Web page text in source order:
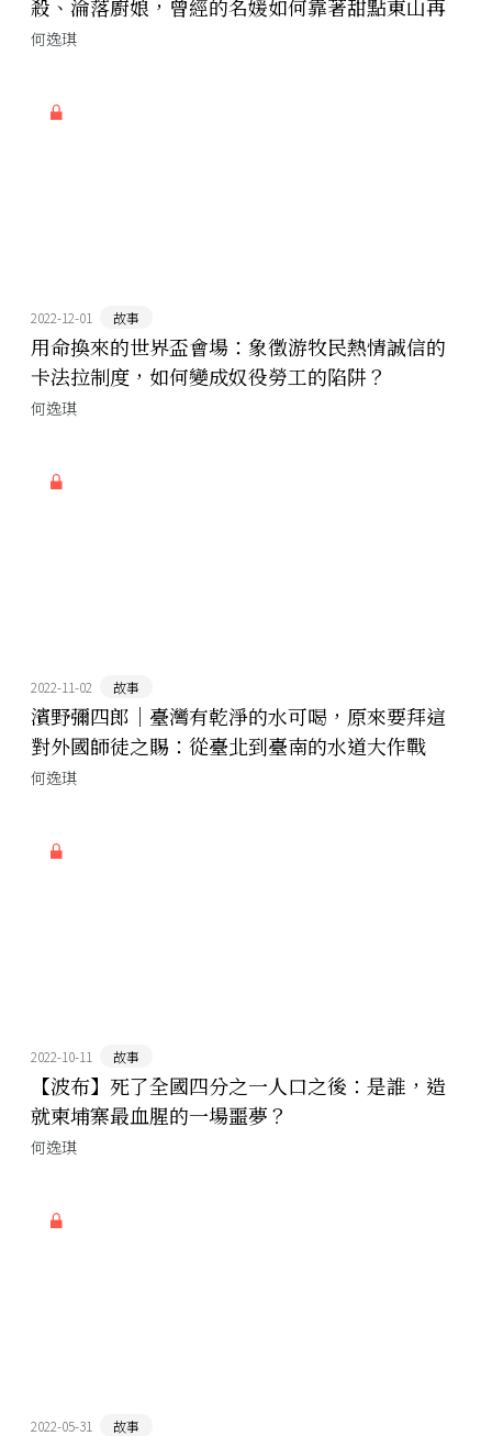
殺、淪落廚娘，曾經的名媛如何靠著甜點東山再
起？
何逸琪
2022-12-01 故事
用命換來的世界盃會場：象徵游牧民熱情誠信的
卡法拉制度，如何變成奴役勞工的陷阱？
何逸琪
2022-11-02 故事
濱野彌四郎｜臺灣有乾淨的水可喝，原來要拜這
對外國師徒之賜：從臺北到臺南的水道大作戰
何逸琪
2022-10-11 故事
【波布】死了全國四分之一人口之後：是誰，造
就柬埔寨最血腥的一場噩夢？
何逸琪
2022-05-31 故事